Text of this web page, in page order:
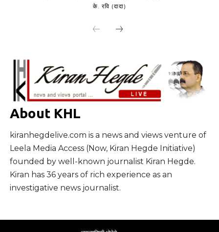
के. रवि (दादा)
About KHL
kiranhegdelive.com is a news and views venture of
Leela Media Access (Now, Kiran Hegde Initiative)
founded by well-known journalist Kiran Hegde.
Kiran has 36 years of rich experience as an
investigative news journalist.